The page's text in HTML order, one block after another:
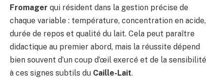
Fromager qui résident dans la gestion précise de
chaque variable : température, concentration en acide,
durée de repos et qualité du lait. Cela peut paraître
didactique au premier abord, mais la réussite dépend
bien souvent d’un coup d’œil exercé et de la sensibilité
à ces signes subtils du Caille-Lait.